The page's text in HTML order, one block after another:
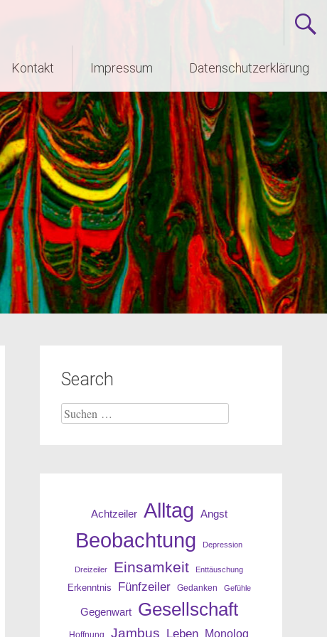
Kontakt Impressum Datenschutzerklärung
Search
Suche
nach:
Achtzeiler Alltag Angst
Beobachtung Depression
Dreizeiler Einsamkeit Enttäuschung
Erkenntnis Fünfzeiler Gedanken Gefühle
Gegenwart Gesellschaft
Hoffnung Jambus Leben Monolog